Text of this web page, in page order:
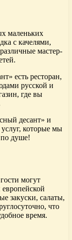
маленьких
с качелями,
мастер-
есть ресторан,
русской и
где вы
десант» и
услуг, которые мы
по душе!
могут
закуски, салаты,
что
время.